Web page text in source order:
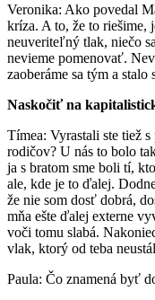
Veronika: Ako povedal
kríza. A to, že to riešime,
neuveriteľný tlak, niečo
nevieme pomenovať.
zaoberáme sa tým a
Naskočiť na
Tímea: Vyrastali ste tiež
rodičov? U nás to bolo
ja s bratom sme boli tí,
ale, kde je to ďalej.
že nie som dosť dobrá,
mňa ešte ďalej externe
voči tomu slabá.
vlak, ktorý od teba
Paula: Čo znamená byť